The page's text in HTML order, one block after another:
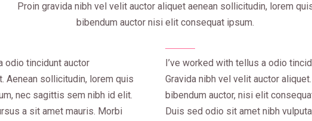
Proin gravida nibh vel velit auctor aliquet aenean sollicitudin, lorem
bibendum auctor nisi elit consequat ipsum.
odio tincidunt auctor
Aenean sollicitudin, lorem quis
nec sagittis sem nibh id elit.
a sit amet mauris. Morbi
I’ve worked with tellus a odio
Gravida nibh vel velit auctor
bibendum auctor, nisi elit
Duis sed odio sit amet nibh